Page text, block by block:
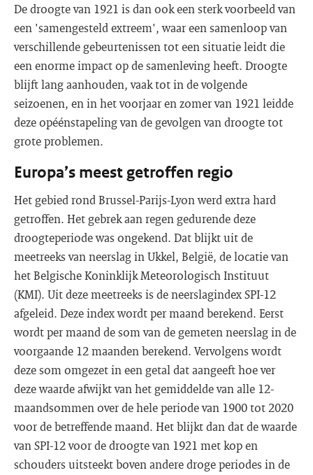
De droogte van 1921 is dan ook een sterk voorbeeld van
een 'samengesteld extreem', waar een samenloop van
verschillende gebeurtenissen tot een situatie leidt die
een enorme impact op de samenleving heeft. Droogte
blijft lang aanhouden, vaak tot in de volgende
seizoenen, en in het voorjaar en zomer van 1921 leidde
deze opéénstapeling van de gevolgen van droogte tot
grote problemen.
Europa’s meest getroffen regio
Het gebied rond Brussel-Parijs-Lyon werd extra hard
getroffen. Het gebrek aan regen gedurende deze
droogteperiode was ongekend. Dat blijkt uit de
meetreeks van neerslag in Ukkel, België, de locatie van
het Belgische Koninklijk Meteorologisch Instituut
(KMI). Uit deze meetreeks is de neerslagindex SPI-12
afgeleid. Deze index wordt per maand berekend. Eerst
wordt per maand de som van de gemeten neerslag in de
voorgaande 12 maanden berekend. Vervolgens wordt
deze som omgezet in een getal dat aangeeft hoe ver
deze waarde afwijkt van het gemiddelde van alle 12-
maandsommen over de hele periode van 1900 tot 2020
voor de betreffende maand. Het blijkt dan dat de waarde
van SPI-12 voor de droogte van 1921 met kop en
schouders uitsteekt boven andere droge periodes in de